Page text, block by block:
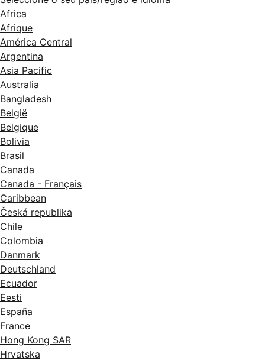
Africa
Afrique
América Central
Argentina
Asia Pacific
Australia
Bangladesh
België
Belgique
Bolivia
Brasil
Canada
Canada - Français
Caribbean
Česká republika
Chile
Colombia
Danmark
Deutschland
Ecuador
Eesti
España
France
Hong Kong SAR
Hrvatska